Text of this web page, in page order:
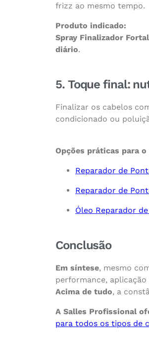
frizz ao mesmo tempo.
Produto indicado:
Spray Finalizador
diário.
5. Toque final:
Finalizar os cabelos
condicionado ou
Opções práticas para o
Reparador de
Reparador de
Óleo Reparador
Conclusão
Em síntese, mesmo
performance,
Acima de tudo, a
A Salles Profissional
para todos os tipos de